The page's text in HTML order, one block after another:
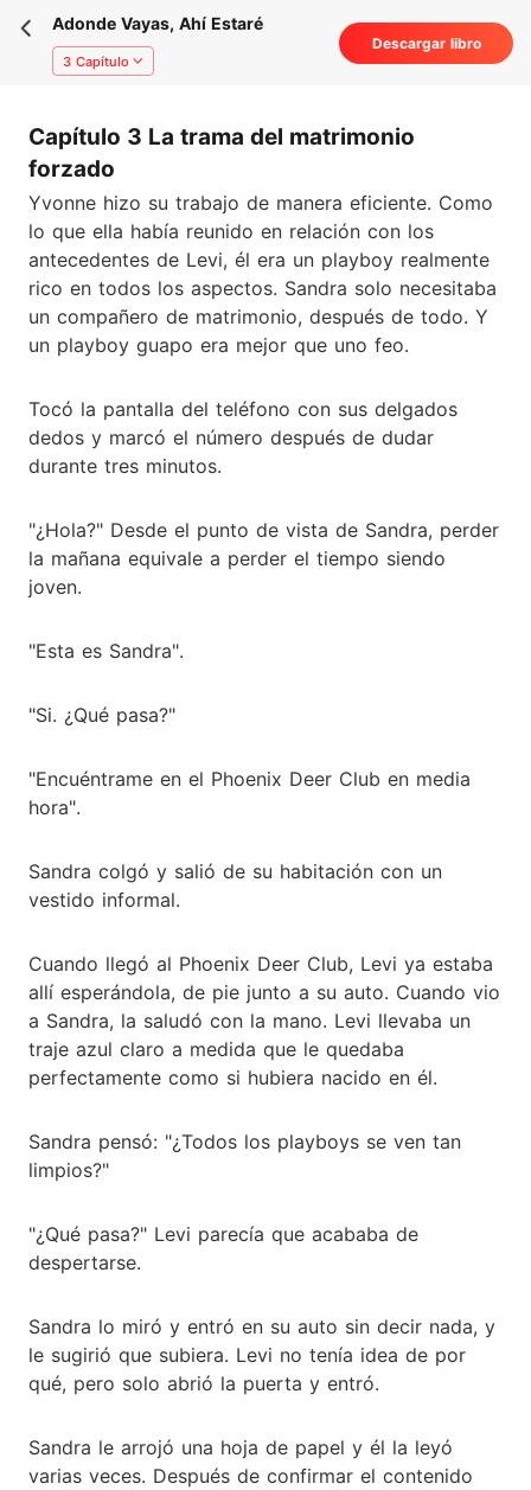
Adonde Vayas, Ahí Estaré
3 Capítulo
Descargar libro
Capítulo 3 La trama del matrimonio
forzado
Yvonne hizo su trabajo de manera eficiente. Como
lo que ella había reunido en relación con los
antecedentes de Levi, él era un playboy realmente
rico en todos los aspectos. Sandra solo necesitaba
un compañero de matrimonio, después de todo. Y
un playboy guapo era mejor que uno feo.
Tocó la pantalla del teléfono con sus delgados
dedos y marcó el número después de dudar
durante tres minutos.
"¿Hola?" Desde el punto de vista de Sandra, perder
la mañana equivale a perder el tiempo siendo
joven.
"Esta es Sandra".
"Si. ¿Qué pasa?"
"Encuéntrame en el Phoenix Deer Club en media
hora".
Sandra colgó y salió de su habitación con un
vestido informal.
Cuando llegó al Phoenix Deer Club, Levi ya estaba
allí esperándola, de pie junto a su auto. Cuando vio
a Sandra, la saludó con la mano. Levi llevaba un
traje azul claro a medida que le quedaba
perfectamente como si hubiera nacido en él.
Sandra pensó: "¿Todos los playboys se ven tan
limpios?"
"¿Qué pasa?" Levi parecía que acababa de
despertarse.
Sandra lo miró y entró en su auto sin decir nada, y
le sugirió que subiera. Levi no tenía idea de por
qué, pero solo abrió la puerta y entró.
Sandra le arrojó una hoja de papel y él la leyó
varias veces. Después de confirmar el contenido